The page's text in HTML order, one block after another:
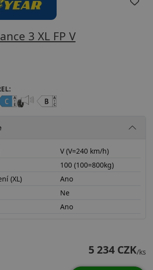
3 XL FP V
V (V=240 km/h)
100 (100=800kg)
(XL)
Ano
Ne
Ano
5 234 CZK/ks